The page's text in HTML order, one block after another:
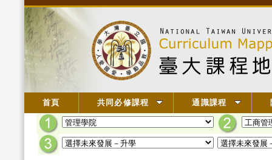
首頁 共同必修課程 通識課程